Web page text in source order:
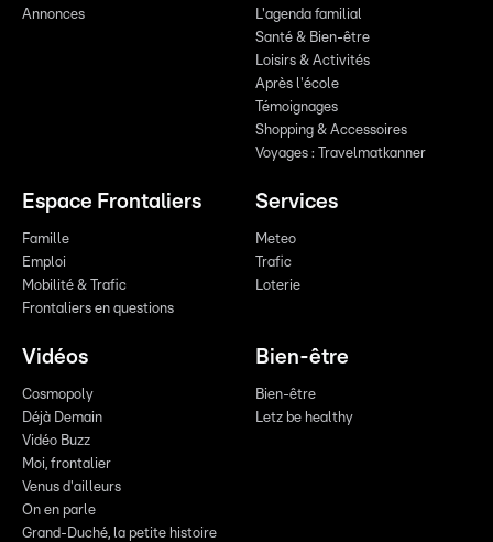
Annonces
L'agenda familial
Santé & Bien-être
Loisirs & Activités
Après l'école
Témoignages
Shopping & Accessoires
Voyages : Travelmatkanner
Espace Frontaliers
Famille
Emploi
Mobilité & Trafic
Frontaliers en questions
Services
Meteo
Trafic
Loterie
Vidéos
Cosmopoly
Déjà Demain
Vidéo Buzz
Moi, frontalier
Venus d'ailleurs
On en parle
Grand-Duché, la petite histoire
Bien-être
Bien-être
Letz be healthy